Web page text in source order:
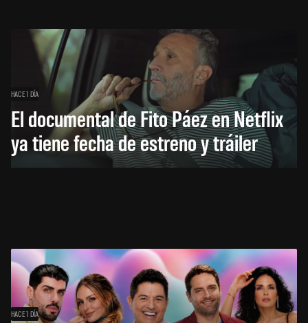
HACE 1 DÍA
El documental de Fito Páez en Netflix
ya tiene fecha de estreno y tráiler
HACE 1 DÍA